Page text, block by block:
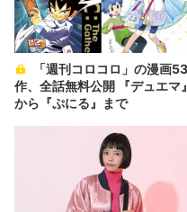
作、全話無料公開 『デュエマ』
から『ぷにる』まで